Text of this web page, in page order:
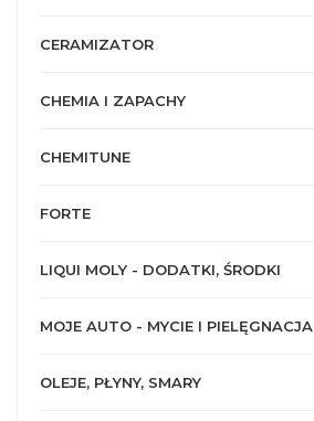
CERAMIZATOR
CHEMIA I ZAPACHY
CHEMITUNE
FORTE
LIQUI MOLY - DODATKI, ŚRODKI
MOJE AUTO - MYCIE I PIELĘGNACJA
OLEJE, PŁYNY, SMARY